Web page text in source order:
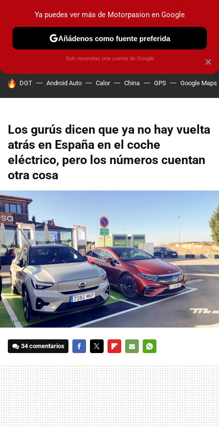
PRUEBAS COCHES ELÉCTRICOS OBSERVATORIO
HOY SE HABLA DE
DGT Android Auto Calor China GPS Google Maps
Los gurús dicen que ya no hay vuelta
atrás en España en el coche
eléctrico, pero los números cuentan
otra cosa
34 comentarios
MAIL
×
Ya puedes ver más de Motorpasion en Google
Añádenos como fuente preferida
Solo necesitas una cuenta de Google